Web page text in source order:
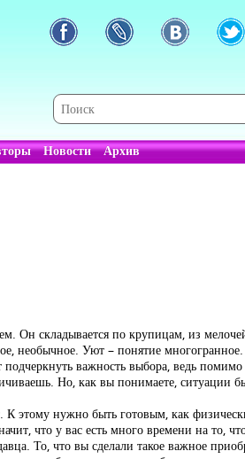
Новости Архив
Он складывается по крупицам, из
необычное. Уют – понятие
подчеркнуть важность выбора, ведь
Но, как вы понимаете, ситуации
К этому нужно быть готовым, как
что у вас есть много времени на то,
То, что вы сделали такое важное